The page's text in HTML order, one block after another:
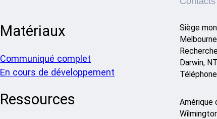
Matériaux
Communiqué complet
En cours de développement
Ressources
Siège
Darwin,
Amérique